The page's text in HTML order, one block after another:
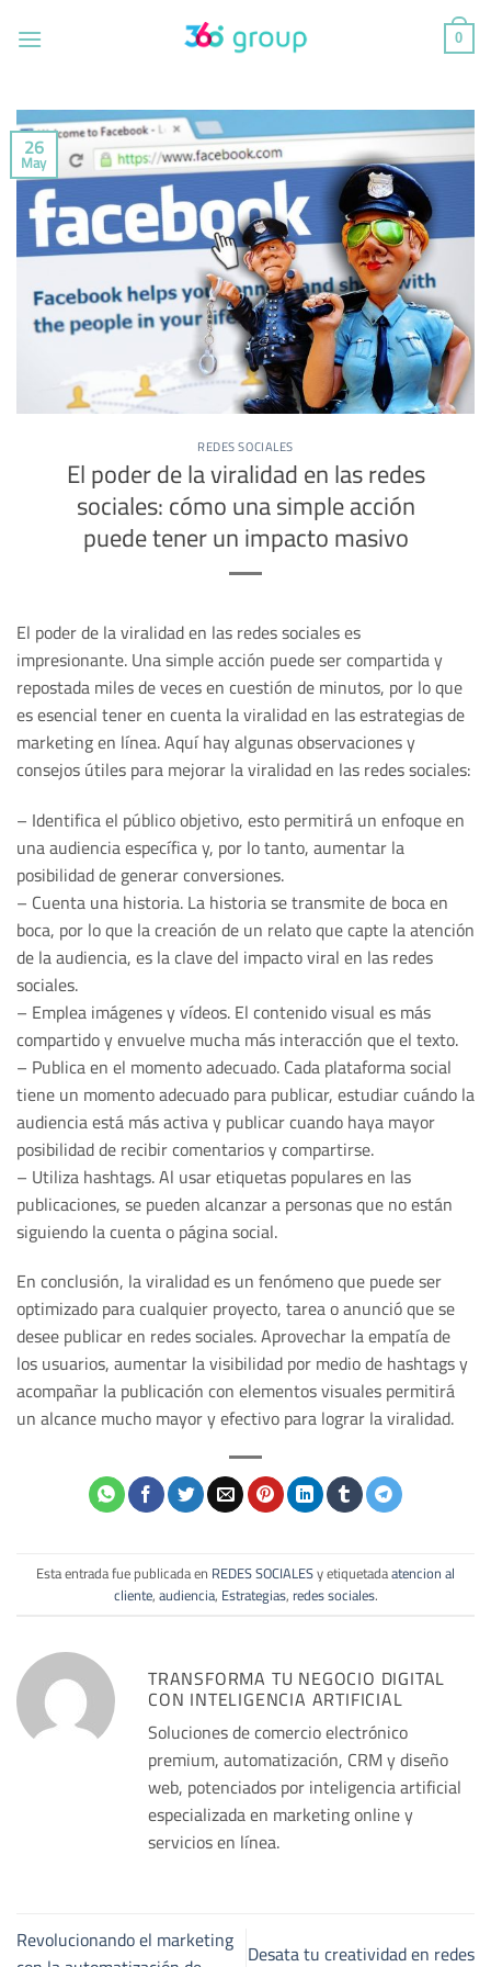
0
26
May
REDES SOCIALES
El poder de la viralidad en las redes
sociales: cómo una simple acción
puede tener un impacto masivo
El poder de la viralidad en las redes sociales es
impresionante. Una simple acción puede ser compartida y
repostada miles de veces en cuestión de minutos, por lo que
es esencial tener en cuenta la viralidad en las estrategias de
marketing en línea. Aquí hay algunas observaciones y
consejos útiles para mejorar la viralidad en las redes sociales:
– Identifica el público objetivo, esto permitirá un enfoque en
una audiencia específica y, por lo tanto, aumentar la
posibilidad de generar conversiones.
– Cuenta una historia. La historia se transmite de boca en
boca, por lo que la creación de un relato que capte la atención
de la audiencia, es la clave del impacto viral en las redes
sociales.
– Emplea imágenes y vídeos. El contenido visual es más
compartido y envuelve mucha más interacción que el texto.
– Publica en el momento adecuado. Cada plataforma social
tiene un momento adecuado para publicar, estudiar cuándo la
audiencia está más activa y publicar cuando haya mayor
posibilidad de recibir comentarios y compartirse.
– Utiliza hashtags. Al usar etiquetas populares en las
publicaciones, se pueden alcanzar a personas que no están
siguiendo la cuenta o página social.
En conclusión, la viralidad es un fenómeno que puede ser
optimizado para cualquier proyecto, tarea o anunció que se
desee publicar en redes sociales. Aprovechar la empatía de
los usuarios, aumentar la visibilidad por medio de hashtags y
acompañar la publicación con elementos visuales permitirá
un alcance mucho mayor y efectivo para lograr la viralidad.
Esta entrada fue publicada en REDES SOCIALESy etiquetadaatencion al
cliente,audiencia, Estrategias, redes sociales.
TRANSFORMA TU NEGOCIO DIGITAL
CON INTELIGENCIA ARTIFICIAL
Soluciones de comercio electrónico
premium, automatización, CRM y diseño
web, potenciados por inteligencia artificial
especializada en marketing online y
servicios en línea.
Revolucionando el marketing Desata tu creatividad en redes